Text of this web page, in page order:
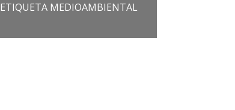
ETIQUETA MEDIOAMBIENTAL